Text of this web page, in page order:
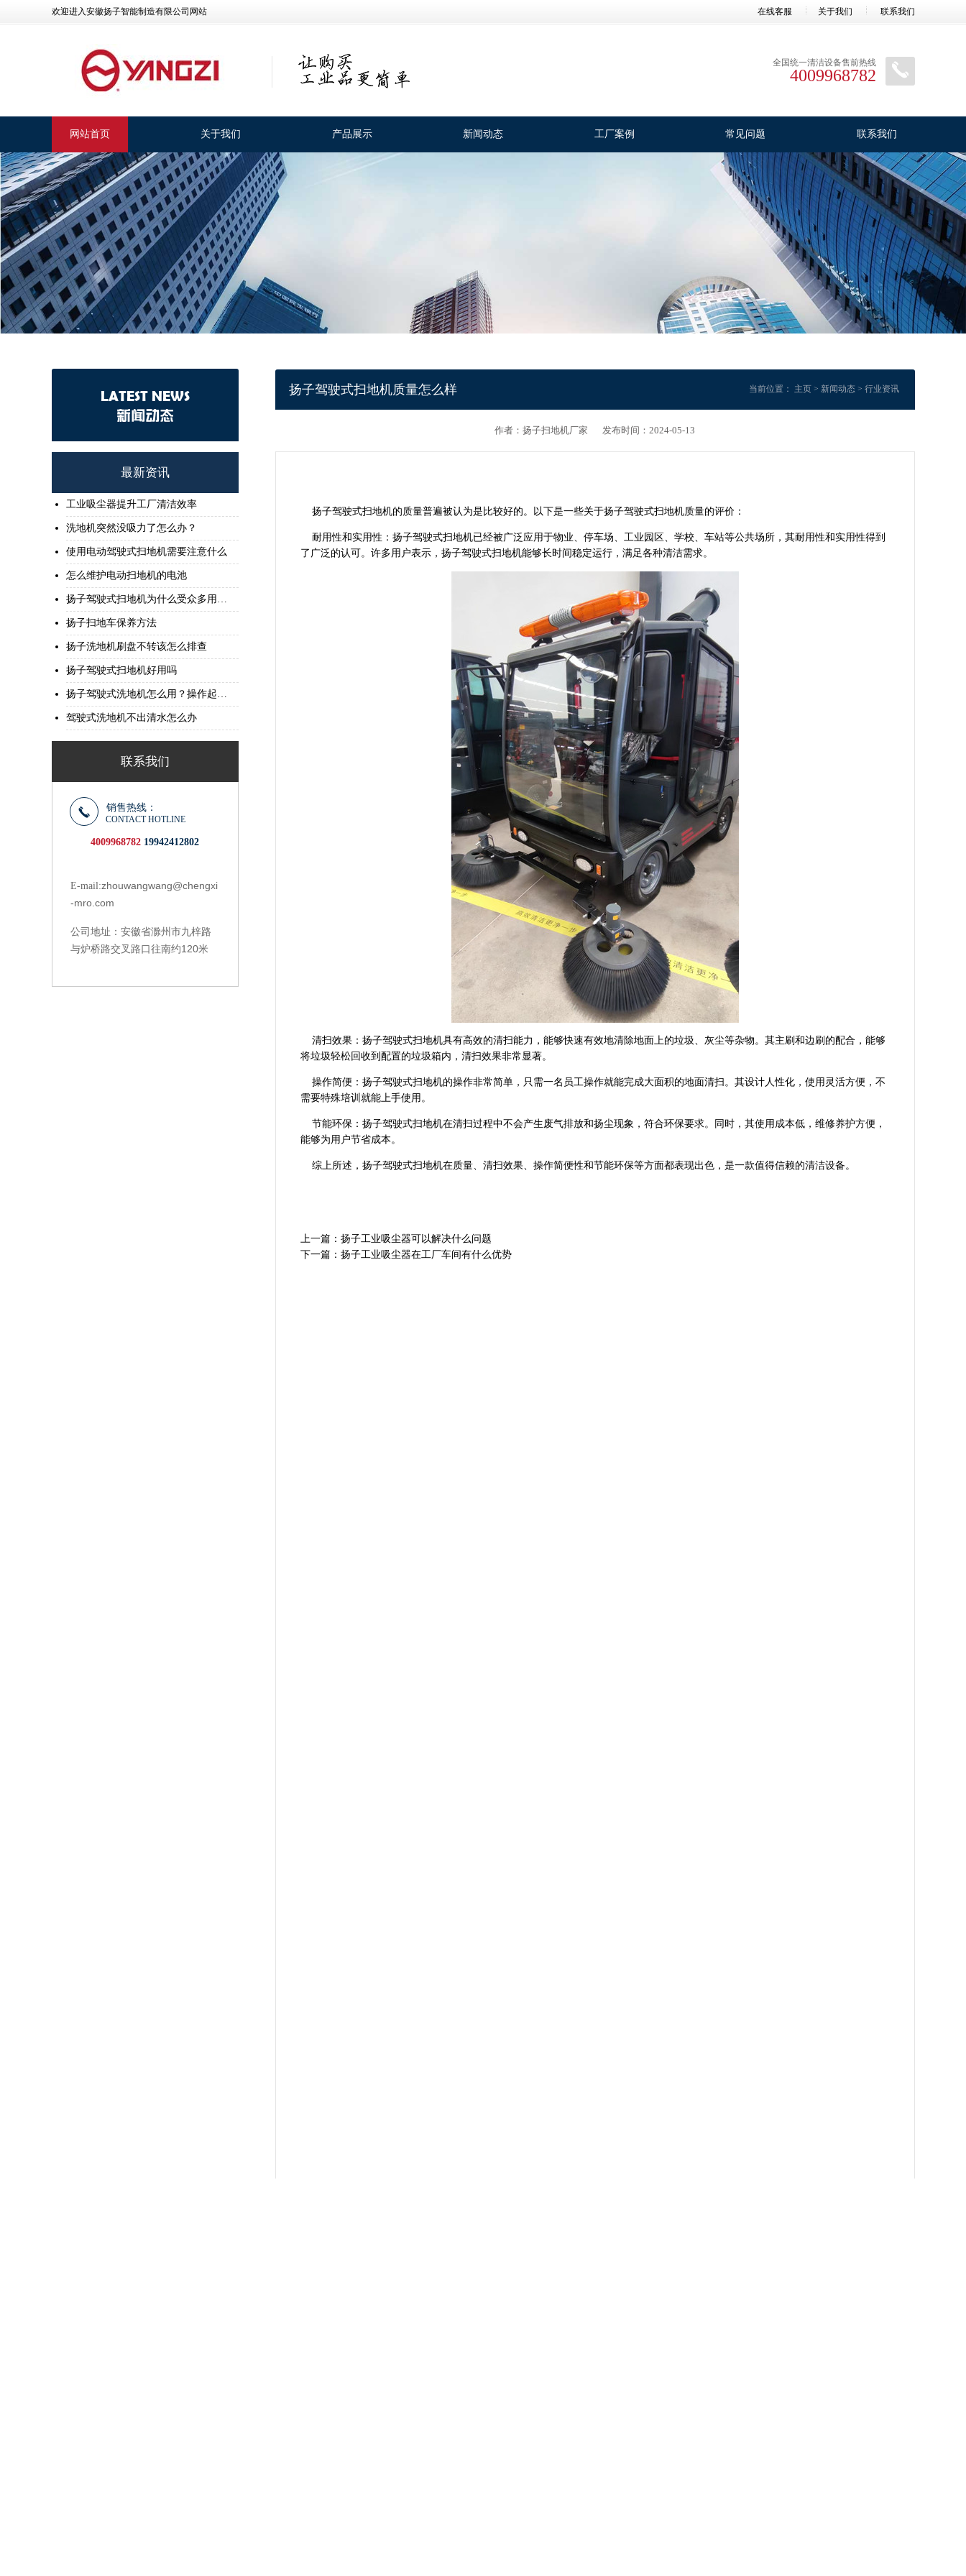
在线客服 关于我们 联系我们
欢迎进入安徽扬子智能制造有限公司网站
全国统一清洁设备售前热线
4009968782
网站首页 关于我们 产品展示 新闻动态 工厂案例 常见问题 联系我们
LATEST NEWS
新闻动态
最新资讯
工业吸尘器提升工厂清洁效率
洗地机突然没吸力了怎么办？
使用电动驾驶式扫地机需要注意什么
怎么维护电动扫地机的电池
扬子驾驶式扫地机为什么受众多用户喜欢
扬子扫地车保养方法
扬子洗地机刷盘不转该怎么排查
扬子驾驶式扫地机好用吗
扬子驾驶式洗地机怎么用？操作起来简单吗？
驾驶式洗地机不出清水怎么办
联系我们
销售热线：
CONTACT HOTLINE
4009968782 19942412802
E-mail:zhouwangwang@chengxi
-mro.com
公司地址： 安徽省滁州市九梓路
与炉桥路交叉路口往南约120米
当前位置： 主页> 新闻动态> 行业资讯
扬子驾驶式扫地机质量怎么样
作者：扬子扫地机厂家 发布时间：2024-05-13
扬子驾驶式扫地机的质量普遍被认为是比较好的。以下是一些关于扬子驾驶式扫地机质量的评价：
耐用性和实用性：扬子驾驶式扫地机已经被广泛应用于物业、停车场、工业园区、学校、车站等公共场所，其耐用性和实用性得到
了广泛的认可。许多用户表示，扬子驾驶式扫地机能够长时间稳定运行，满足各种清洁需求。
清扫效果：扬子驾驶式扫地机具有高效的清扫能力，能够快速有效地清除地面上的垃圾、灰尘等杂物。其主刷和边刷的配合，能够
将垃圾轻松回收到配置的垃圾箱内，清扫效果非常显著。
操作简便：扬子驾驶式扫地机的操作非常简单，只需一名员工操作就能完成大面积的地面清扫。其设计人性化，使用灵活方便，不
需要特殊培训就能上手使用。
节能环保：扬子驾驶式扫地机在清扫过程中不会产生废气排放和扬尘现象，符合环保要求。同时，其使用成本低，维修养护方便，
能够为用户节省成本。
综上所述，扬子驾驶式扫地机在质量、清扫效果、操作简便性和节能环保等方面都表现出色，是一款值得信赖的清洁设备。
上一篇：扬子工业吸尘器可以解决什么问题
下一篇：扬子工业吸尘器在工厂车间有什么优势